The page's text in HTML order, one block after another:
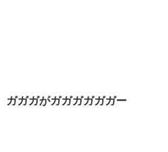
ガガガがガガガガガガー